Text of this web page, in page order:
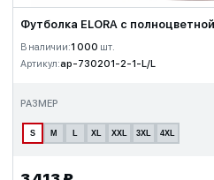
Футболка ELORA с
В наличии:1 000 шт.
Артикул:ap-730201-2-1-L/L
РАЗМЕР
S M XL XXL 3XL 4XL